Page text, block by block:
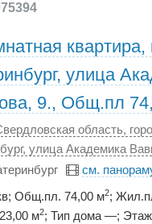
квартира,
улица
9., Общ.пл
область,
улица Академика
см.
Общ.пл. 74,00 м2;
м2; Тип дома —;